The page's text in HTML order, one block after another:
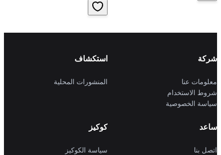
شركة
معلومات عنا
شروط الاستخدام
سياسة الخصوصية
استكشاف
المنشورات المحلية
ساعد
اتصل بنا
كوكيز
سياسة الكوكيز